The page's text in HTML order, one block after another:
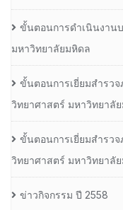
ขั้นตอนการดำเนินงาน
มหาวิทยาลัยมหิดล
ขั้นตอนการเยี่ยมสำรว
วิทยาศาสตร์ มหาวิทยาลั
ขั้นตอนการเยี่ยมสำรว
วิทยาศาสตร์ มหาวิทยาลั
ข่าวกิจกรรม ปี 2558